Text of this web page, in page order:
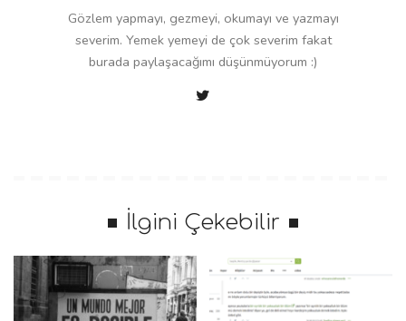
Gözlem yapmayı, gezmeyi, okumayı ve yazmayı
severim. Yemek yemeyi de çok severim fakat
burada paylaşacağımı düşünmüyorum :)
İlgini Çekebilir